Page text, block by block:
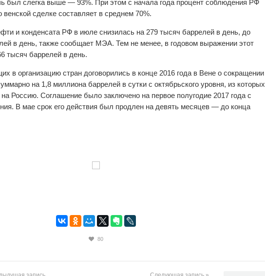
был слегка выше — 93%. При этом с начала года процент соблюдения РФ
венской сделке составляет в среднем 70%.
и конденсата РФ в июле снизилась на 279 тысяч баррелей в день, до
в день, также сообщает МЭА. Тем не менее, в годовом выражении этот
тысяч баррелей в день.
в организацию стран договорились в конце 2016 года в Вене о сокращении
на 1,8 миллиона баррелей в сутки с октябрьского уровня, из которых
Россию. Соглашение было заключено на первое полугодие 2017 года с
В мае срок его действия был продлен на девять месяцев — до конца
80